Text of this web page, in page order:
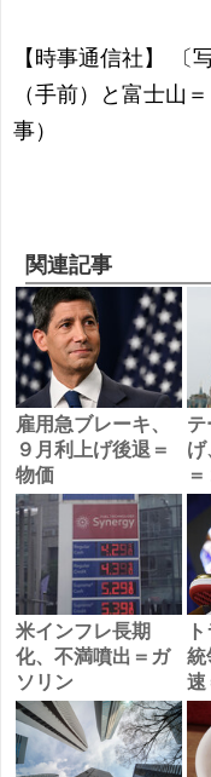
【時事通信社】 〔
（手前）と富士山
事）
関連記事
雇用急ブレーキ、
９月利上げ後退＝
物価
テ
げ
＝
米インフレ長期
化、不満噴出＝ガ
ソリン
統
速